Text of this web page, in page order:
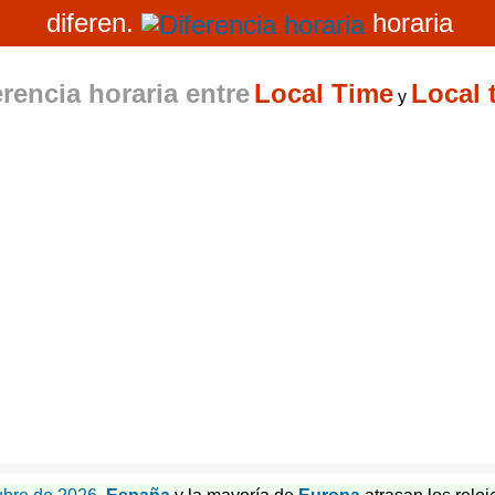
diferen. horaria
horaria entre Local Timey Local